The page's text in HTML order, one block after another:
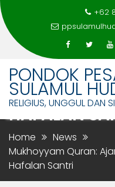
Skip
content
+62
PONDOK
SULAMUL
RELIGIUS, UNGGUL DAN
TINGKATKAN
HAFALAN
Home
News
Mukhoyyam Quran:
Hafalan Santri